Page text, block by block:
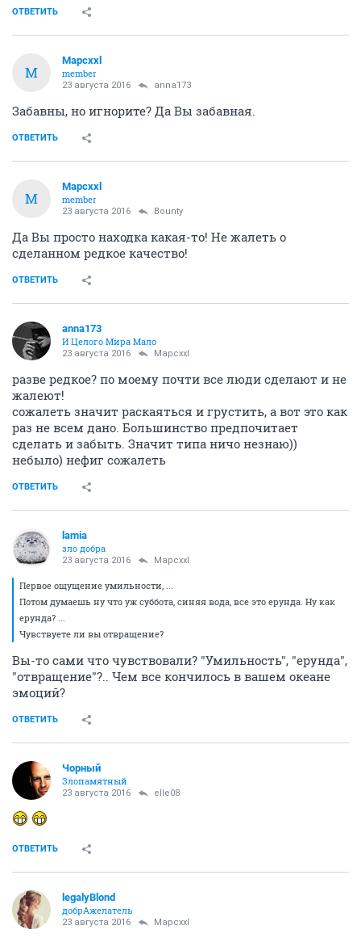
ОТВЕТИТЬ
M
Mapcxxl
member
23 августа 2016 anna173
Забавны, но игнорите? Да Вы забавная.
ОТВЕТИТЬ
M
Mapcxxl
member
23 августа 2016 Bounty
Да Вы просто находка какая-то! Не жалеть о
сделанном редкое качество!
ОТВЕТИТЬ
anna173
И Целого Мира Мало
23 августа 2016 Mapcxxl
разве редкое? по моему почти все люди сделают и не
жалеют!
сожалеть значит раскаяться и грустить, а вот это как
раз не всем дано. Большинство предпочитает
сделать и забыть. Значит типа ничо незнаю))
небыло) нефиг сожалеть
ОТВЕТИТЬ
lamia
зло добра
23 августа 2016 Mapcxxl
Первое ощущение умильности, ...
Потом думаешь ну что уж суббота, синяя вода, все это ерунда. Ну как
ерунда? ...
Чувствуете ли вы отвращение?
Вы-то сами что чувствовали? "Умильность", "ерунда",
"отвращение"?.. Чем все кончилось в вашем океане
эмоций?
ОТВЕТИТЬ
Чорный
Злопамятный
23 августа 2016 elle08
ОТВЕТИТЬ
legalyBlond
добрАжелатель
23 августа 2016 Mapcxxl